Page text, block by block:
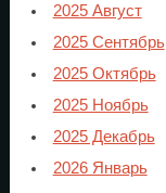
2025 Август
2025 Сентябрь
2025 Октябрь
2025 Ноябрь
2025 Декабрь
2026 Январь